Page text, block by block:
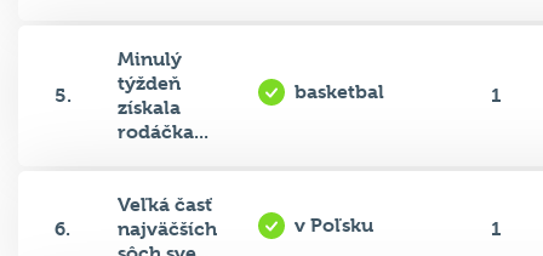
5.
Minulý
týždeň
získala
rodáčka...
basketbal 1
6.
Veľká časť
najväčších
v Poľsku 1